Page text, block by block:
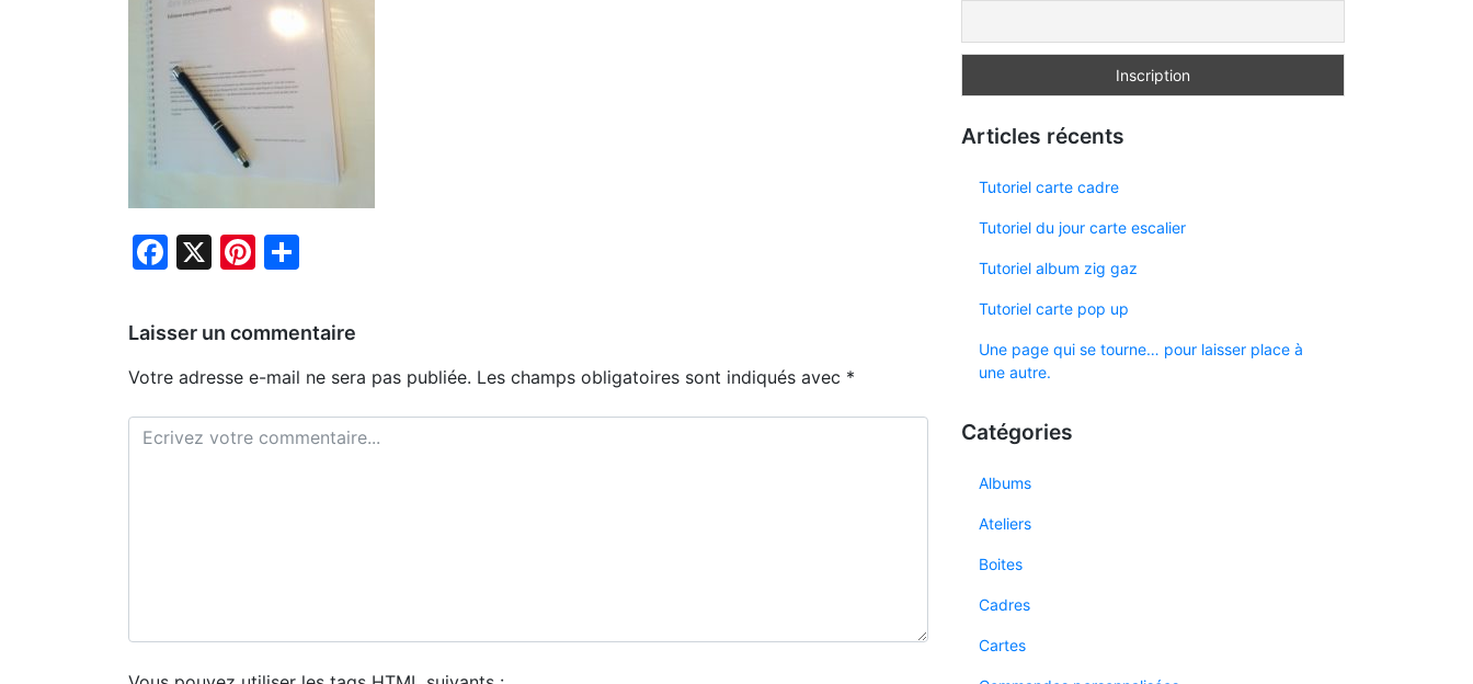
Facebook
X Pinterest
Laisser un commentaire
Votre adresse e-mail ne sera pas publiée. Les champs obligatoires sont indiqués avec *
Articles récents
Tutoriel carte cadre
Tutoriel du jour carte escalier
Tutoriel album zig gaz
Tutoriel carte pop up
Une page qui se tourne… pour laisser place à
une autre.
Catégories
Albums
Ateliers
Boites
Cadres
Cartes